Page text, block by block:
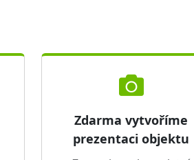
Zdarma vytvoříme
prezentaci objektu